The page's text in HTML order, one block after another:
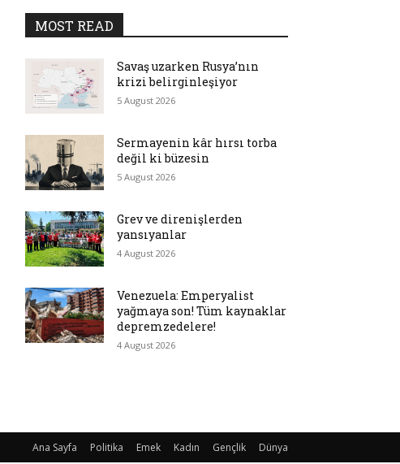
MOST READ
Savaş uzarken Rusya’nın
krizi belirginleşiyor
5 August 2026
Sermayenin kâr hırsı torba
değil ki büzesin
5 August 2026
Grev ve direnişlerden
yansıyanlar
4 August 2026
Venezuela: Emperyalist
yağmaya son! Tüm kaynaklar
depremzedelere!
4 August 2026
Ana Sayfa Politika Emek Kadın Gençlik Dünya